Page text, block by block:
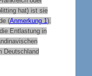
hat) ist sie
(Anmerkung 1).
Entlastung in
Deutschland